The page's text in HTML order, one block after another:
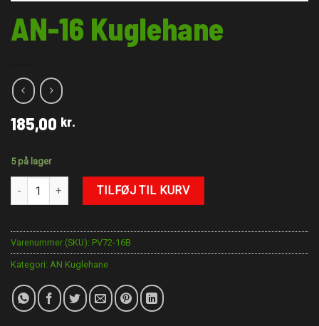
AN-16 Kuglehane
185,00 kr.
5 på lager
AN-16 Kuglehane antalTILFØJ TIL KURV
Varenummer (SKU): PV72-16B
Kategori: AN Kuglehane